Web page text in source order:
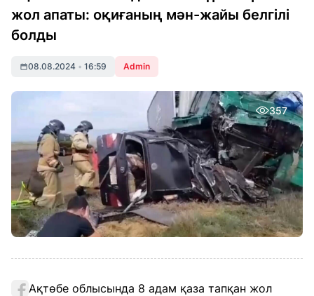
жол апаты: оқиғаның мән-жайы белгілі
болды
08.08.2024 • 16:59 Admin
357
Ақтөбе облысында 8 адам қаза тапқан жол